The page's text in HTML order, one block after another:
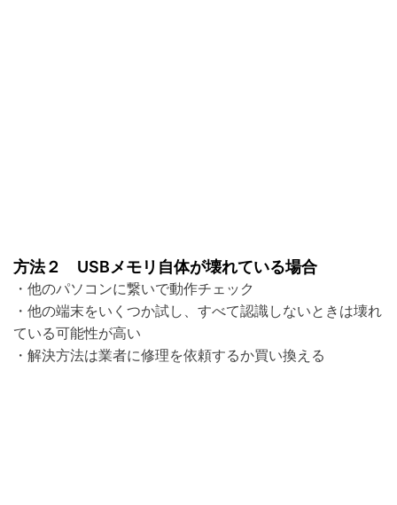
方法２ USBメモリ自体が壊れている場合
・他のパソコンに繋いで動作チェック
・他の端末をいくつか試し、すべて認識しないときは壊れ
ている可能性が高い
・解決方法は業者に修理を依頼するか買い換える